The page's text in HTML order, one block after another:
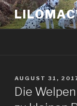
Zum
Inhalt
springen
AM
AUGUST 31,
Die